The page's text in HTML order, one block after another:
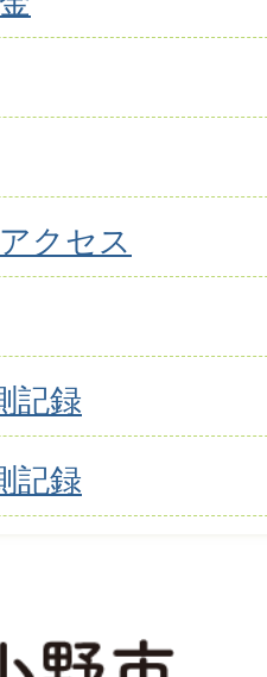
クセス
記録
記録